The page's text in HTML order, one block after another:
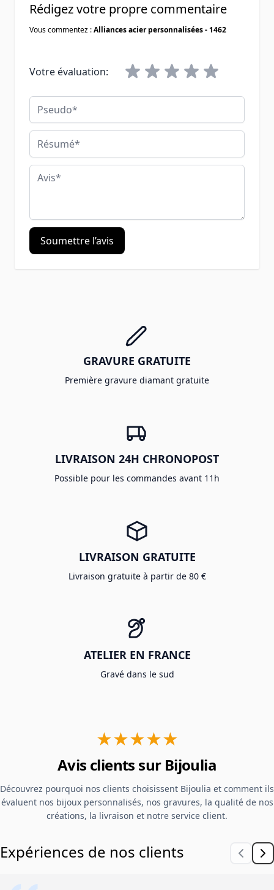
Rédigez votre propre commentaire
Vous commentez :Alliances acier personnalisées - 1462
Votre évaluation:
Pseudo
Résumé
Avis
Soumettre l’avis
GRAVURE GRATUITE
Première gravure diamant gratuite
LIVRAISON 24H CHRONOPOST
Possible pour les commandes avant 11h
LIVRAISON GRATUITE
Livraison gratuite à partir de 80 €
ATELIER EN FRANCE
Gravé dans le sud
★★★★★
Avis clients sur Bijoulia
Découvrez pourquoi nos clients choisissent Bijoulia et comment ils
évaluent nos bijoux personnalisés, nos gravures, la qualité de nos
créations, la livraison et notre service client.
Expériences de nos clients